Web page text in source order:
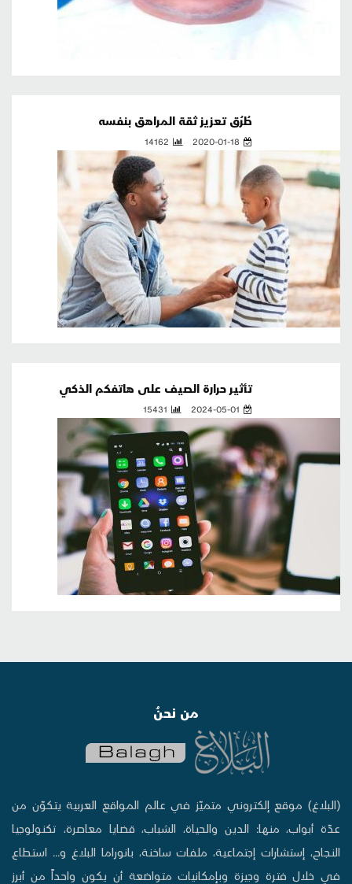
طُرُق تعزيز ثقة المراهق بنفسه
2020-01-18
14162
تأثير حرارة الصيف على هاتفكم الذكي
2024-05-01
15431
من نحنُ
(البلاغ) موقع إلكتروني متميّز في عالم المواقع العربية يتكوّن من
عدّة أبواب، منها: الدين والحياة، الشباب، قضايا معاصرة، تكنولوجيا
النجاح، إستشارات إجتماعية، ملفات ساخنة، بانوراما البلاغ و... استطاع
في خلال فترة وجيزة وبإمكانيات متواضعة أن يكون واحداً من أبرز